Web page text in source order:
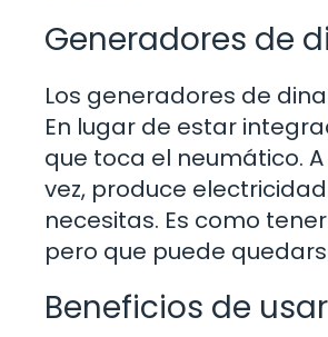
Generadores de
Los generadores de
En lugar de estar
que toca el neumático.
vez, produce
necesitas. Es como
pero que puede
Beneficios de